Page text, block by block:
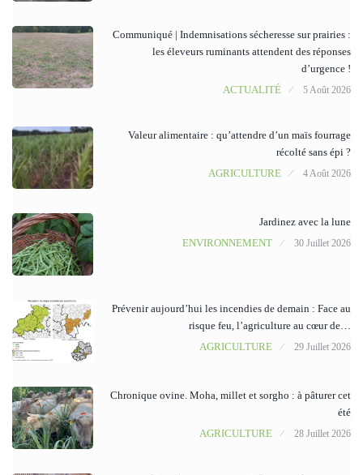
Communiqué | Indemnisations sécheresse sur prairies :
les éleveurs ruminants attendent des réponses
d’urgence !
ACTUALITÉ
5 Août 2026
Valeur alimentaire : qu’attendre d’un maïs fourrage
récolté sans épi ?
AGRICULTURE
4 Août 2026
Jardinez avec la lune
ENVIRONNEMENT
30 Juillet 2026
Prévenir aujourd’hui les incendies de demain : Face au
risque feu, l’agriculture au cœur de…
AGRICULTURE
29 Juillet 2026
Chronique ovine. Moha, millet et sorgho : à pâturer cet
été
AGRICULTURE
28 Juillet 2026